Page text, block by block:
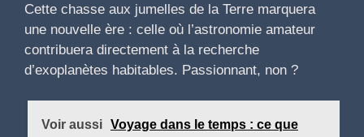
Cette chasse aux jumelles de la Terre marquera
une nouvelle ère : celle où l’astronomie amateur
contribuera directement à la recherche
d’exoplanètes habitables. Passionnant, non ?
Voir aussi Voyage dans le temps : ce que